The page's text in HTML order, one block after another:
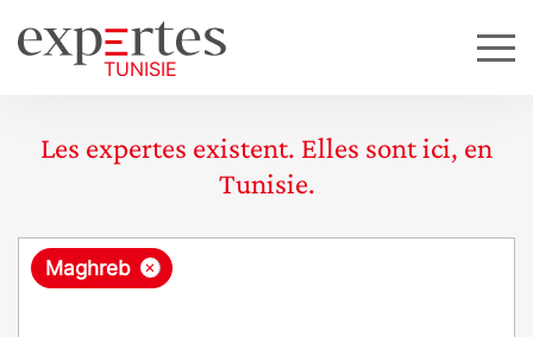
Les expertes existent. Elles sont ici, en
Tunisie.
R
×
Maghreb